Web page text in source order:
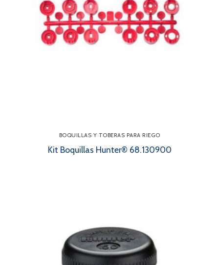
BOQUILLAS Y TOBERAS PARA RIEGO
Kit Boquillas Hunter® 68.130900